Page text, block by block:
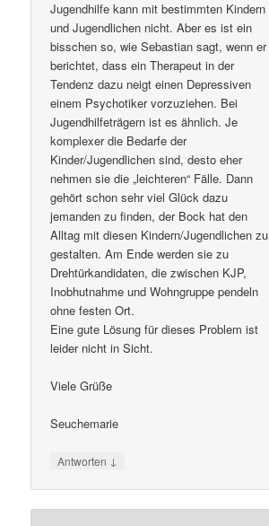
Jugendhilfe kann mit bestimmten Kindern
und Jugendlichen nicht. Aber es ist ein
bisschen so, wie Sebastian sagt, wenn er
berichtet, dass ein Therapeut in der
Tendenz dazu neigt einen Depressiven
einem Psychotiker vorzuziehen. Bei
Jugendhilfeträgern ist es ähnlich. Je
komplexer die Bedarfe der
Kinder/Jugendlichen sind, desto eher
nehmen sie die „leichteren“ Fälle. Dann
gehört schon sehr viel Glück dazu
jemanden zu finden, der Bock hat den
Alltag mit diesen Kindern/Jugendlichen zu
gestalten. Am Ende werden sie zu
Drehtürkandidaten, die zwischen KJP,
Inobhutnahme und Wohngruppe pendeln
ohne festen Ort.
Eine gute Lösung für dieses Problem ist
leider nicht in Sicht.
Viele Grüße
Seuchemarie
Antworten ↓